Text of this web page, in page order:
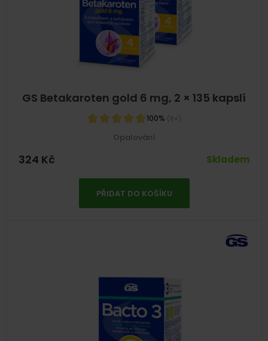
GS Betakaroten gold 6 mg, 2 × 135 kapslí
100% (6×)
Opalování
324 Kč Skladem
PŘIDAT DO KOŠÍKU